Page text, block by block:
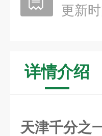
更新时
详情介绍
天津千分之